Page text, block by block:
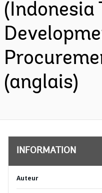
(Indonesia
(anglais)
INFORMATION
Auteur